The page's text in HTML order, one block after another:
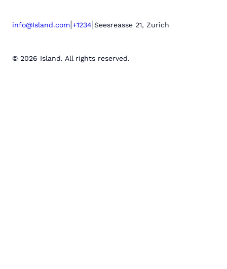
info@Island.com +1234 Seesreasse 21, Zurich
© 2026 Island. All rights reserved.